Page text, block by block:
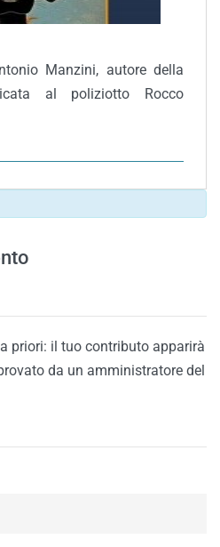
Manzini, autore della
al poliziotto Rocco
priori: il tuo contributo apparirà
da un amministratore del